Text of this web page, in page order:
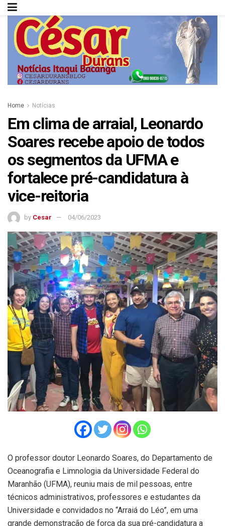
Home Notícias
Em clima de arraial, Leonardo
Soares recebe apoio de todos
os segmentos da UFMA e
fortalece pré-candidatura à
vice-reitoria
by Cesar 04/06/2023
O professor doutor Leonardo Soares, do Departamento de
Oceanografia e Limnologia da Universidade Federal do
Maranhão (UFMA), reuniu mais de mil pessoas, entre
técnicos administrativos, professores e estudantes da
Universidade e convidados no “Arraiá do Léo”, em uma
grande demonstração de força da sua pré-candidatura a